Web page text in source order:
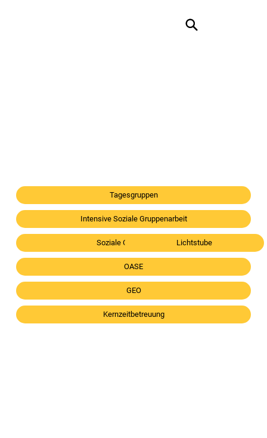
Tagesgruppen
GEO
Intensive Soziale Gruppenarbeit
Kernzeitbetreuung
Soziale Gruppenarbeit Lichtstube
OASE